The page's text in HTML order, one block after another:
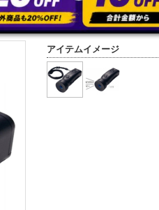
アイテムイメージ